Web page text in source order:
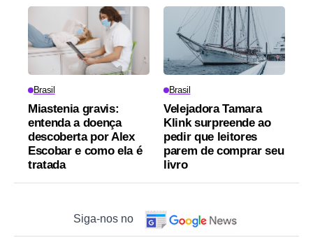
Brasil
Miastenia gravis:
entenda a doença
descoberta por Alex
Escobar e como ela é
tratada
Brasil
Velejadora Tamara
Klink surpreende ao
pedir que leitores
parem de comprar seu
livro
Siga-nos no